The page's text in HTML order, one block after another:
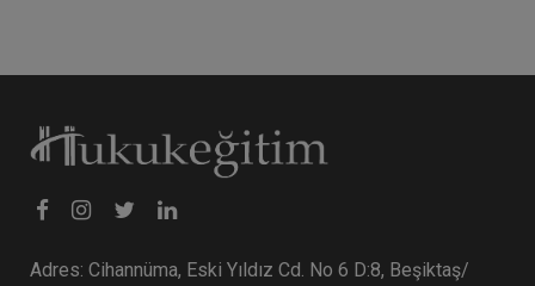
Adres: Cihannüma, Eski Yıldız Cd. No 6 D:8, Beşiktaş/